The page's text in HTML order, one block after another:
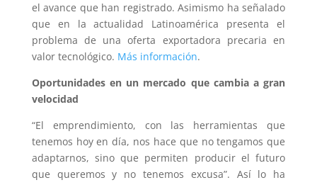
el avance que han registrado. Asimismo ha señalado
que en la actualidad Latinoamérica presenta el
problema de una oferta exportadora precaria en
valor tecnológico. Más información.
Oportunidades en un mercado que cambia a gran
velocidad
“El emprendimiento, con las herramientas que
tenemos hoy en día, nos hace que no tengamos que
adaptarnos, sino que permiten producir el futuro
que queremos y no tenemos excusa”. Así lo ha